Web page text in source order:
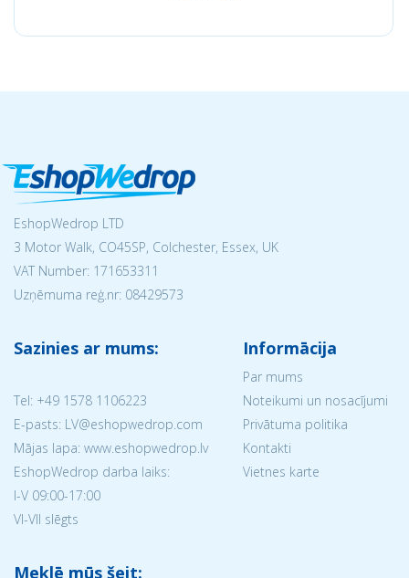
EshopWedrop LTD
3 Motor Walk, CO45SP, Colchester, Essex, UK
VAT Number: 171653311
Uzņēmuma reģ.nr: 08429573
Sazinies ar mums:
Tel: +49 1578 1106223
E-pasts: LV@eshopwedrop.com
Mājas lapa: www.eshopwedrop.lv
EshopWedrop darba laiks:
I-V 09:00-17:00
VI-VII slēgts
Informācija
Par mums
Noteikumi un nosacījumi
Privātuma politika
Kontakti
Vietnes karte
Meklē mūs šeit: